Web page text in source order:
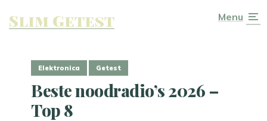
Slim Getest Menu
Elektronica Getest
Beste noodradio’s 2026 –
Top 8